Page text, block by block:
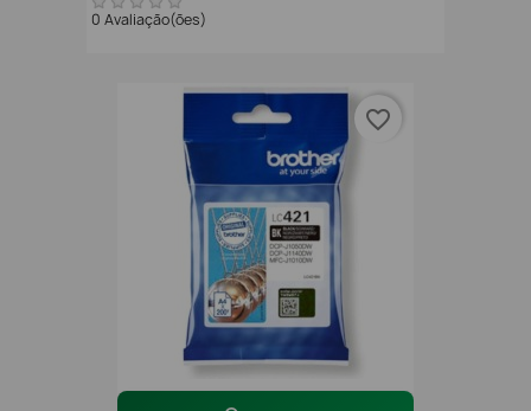
0 Avaliação(ões)
favorite_border